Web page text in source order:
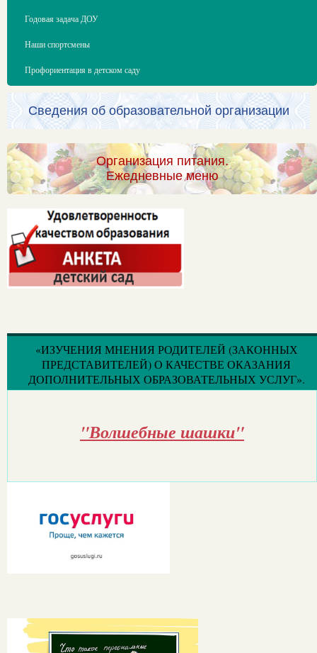
Годовая задача ДОУ
Наши спортсмены
Профориентация в детском саду
Сведения об образовательной организации
Организация питания.
Ежедневные меню
«ИЗУЧЕНИЯ МНЕНИЯ РОДИТЕЛЕЙ (ЗАКОННЫХ
ПРЕДСТАВИТЕЛЕЙ) О КАЧЕСТВЕ ОКАЗАНИЯ
ДОПОЛНИТЕЛЬНЫХ ОБРАЗОВАТЕЛЬНЫХ УСЛУГ».
"Волшебные шашки"